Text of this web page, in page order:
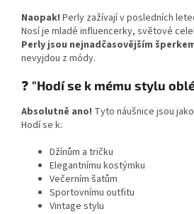
Naopak! Perly zažívají v posledních
Nosí je mladé influencerky, světové
Perly jsou nejnadčasovějším
nevyjdou z módy.
❓ "Hodí se k mému stylu
Absolutně ano! Tyto náušnice jsou
Hodí se k:
Džínům a tričku
Elegantnímu kostýmku
Večerním šatům
Sportovnímu outfitu
Vintage stylu